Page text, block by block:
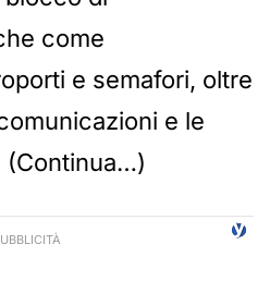
come
e semafori, oltre
e le
(Continua…)